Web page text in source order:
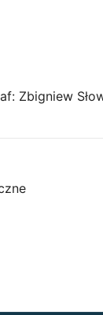
Zbigniew